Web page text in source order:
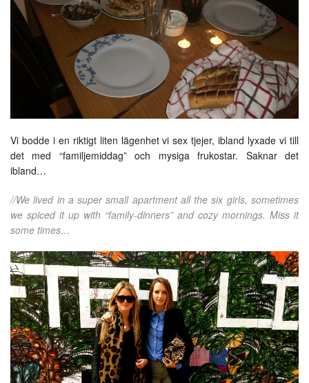
Vi bodde i en riktigt liten lägenhet vi sex tjejer, ibland lyxade vi till
det med “familjemiddag” och mysiga frukostar. Saknar det
ibland…
//We lived in a super small apartment all the six girls, sometimes
we spiced it up with “family-dinners” and cozy mornings. Miss it
some times…